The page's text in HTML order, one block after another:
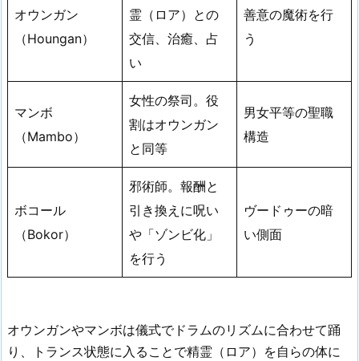
オウンガン
（Houngan）
霊（ロア）との
交信、治癒、占
い
善意の魔術を行
う
マンボ
（Mambo）
女性の祭司。役
割はオウンガン
と同等
男女平等の聖職
構造
ボコール
（Bokor）
邪術師。報酬と
引き換えに呪い
や「ゾンビ化」
を行う
ヴードゥーの暗
い側面
オウンガンやマンボは儀式でドラムのリズムに合わせて踊
り、トランス状態に入ることで精霊（ロア）を自らの体に